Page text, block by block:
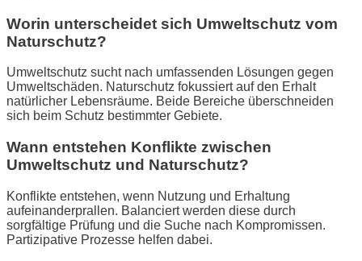
Worin unterscheidet sich Umweltschutz vom
Naturschutz?
Umweltschutz sucht nach umfassenden Lösungen gegen
Umweltschäden. Naturschutz fokussiert auf den Erhalt
natürlicher Lebensräume. Beide Bereiche überschneiden
sich beim Schutz bestimmter Gebiete.
Wann entstehen Konflikte zwischen
Umweltschutz und Naturschutz?
Konflikte entstehen, wenn Nutzung und Erhaltung
aufeinanderprallen. Balanciert werden diese durch
sorgfältige Prüfung und die Suche nach Kompromissen.
Partizipative Prozesse helfen dabei.